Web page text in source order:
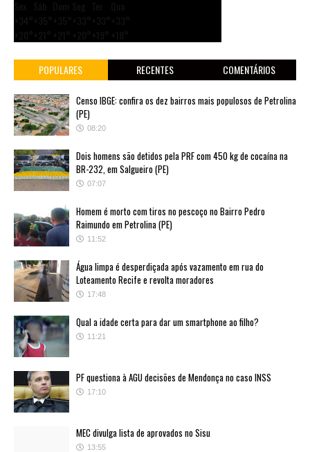
POPULARES RECENTES COMENTÁRIOS
Censo IBGE: confira os dez bairros mais populosos de Petrolina
(PE)
08:20
Dois homens são detidos pela PRF com 450 kg de cocaína na
BR-232, em Salgueiro (PE)
07:07
Homem é morto com tiros no pescoço no Bairro Pedro
Raimundo em Petrolina (PE)
11:52
Água limpa é desperdiçada após vazamento em rua do
Loteamento Recife e revolta moradores
17:48
Qual a idade certa para dar um smartphone ao filho?
11:21
PF questiona à AGU decisões de Mendonça no caso INSS
17:10
MEC divulga lista de aprovados no Sisu
13:55